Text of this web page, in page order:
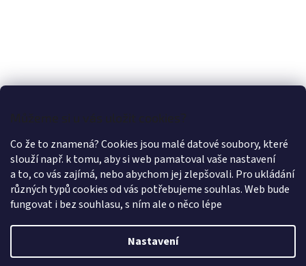
Můžeme si u vás uložit cookies?
Co že to znamená? Cookies jsou malé datové soubory, které
slouží např. k tomu, aby si web pamatoval vaše nastavení
a to, co vás zajímá, nebo abychom jej zlepšovali. Pro ukládání
různých typů cookies od vás potřebujeme souhlas. Web bude
fungovat i bez souhlasu, s ním ale o něco lépe
Nastavení
Vytvořil Shoptet